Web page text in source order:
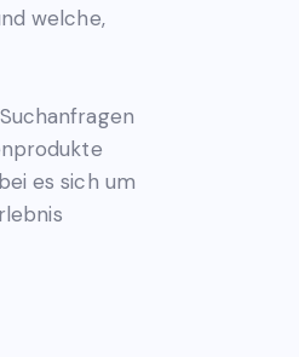
welche,
es sich um